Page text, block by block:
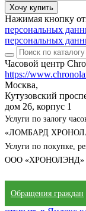
Хочу купить
Нажимая кнопку
персональных
персональных
Часовой центр
https://
Москва,
Кутузовский
дом 26, корпус 1
Услуги по залогу
«ЛОМБАРД
Услуги по покупке,
ООО «ХРОНОЛЭНД»
Обращения граждан